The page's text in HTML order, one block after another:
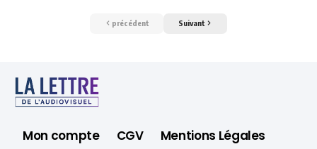
précédent Suivant
Mon compte CGV
Mentions Légales